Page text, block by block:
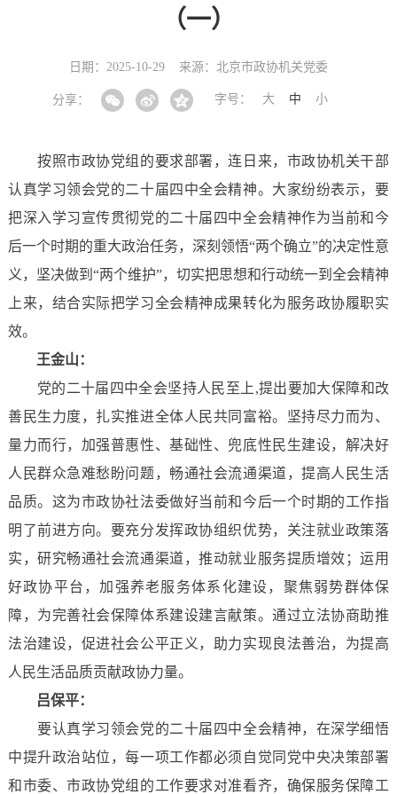
（一）
日期：2025-10-29 来源：北京市政协机关党委
分享： 字号： 大 中 小
按照市政协党组的要求部署，连日来，市政协机关干部
认真学习领会党的二十届四中全会精神。大家纷纷表示，要
把深入学习宣传贯彻党的二十届四中全会精神作为当前和今
后一个时期的重大政治任务，深刻领悟“两个确立”的决定性意
义，坚决做到“两个维护”，切实把思想和行动统一到全会精神
上来，结合实际把学习全会精神成果转化为服务政协履职实
效。
王金山：
党的二十届四中全会坚持人民至上,提出要加大保障和改
善民生力度，扎实推进全体人民共同富裕。坚持尽力而为、
量力而行，加强普惠性、基础性、兜底性民生建设，解决好
人民群众急难愁盼问题，畅通社会流通渠道，提高人民生活
品质。这为市政协社法委做好当前和今后一个时期的工作指
明了前进方向。要充分发挥政协组织优势，关注就业政策落
实，研究畅通社会流通渠道，推动就业服务提质增效；运用
好政协平台，加强养老服务体系化建设，聚焦弱势群体保
障，为完善社会保障体系建设建言献策。通过立法协商助推
法治建设，促进社会公平正义，助力实现良法善治，为提高
人民生活品质贡献政协力量。
吕保平：
要认真学习领会党的二十届四中全会精神，在深学细悟
中提升政治站位，每一项工作都必须自觉同党中央决策部署
和市委、市政协党组的工作要求对准看齐，确保服务保障工